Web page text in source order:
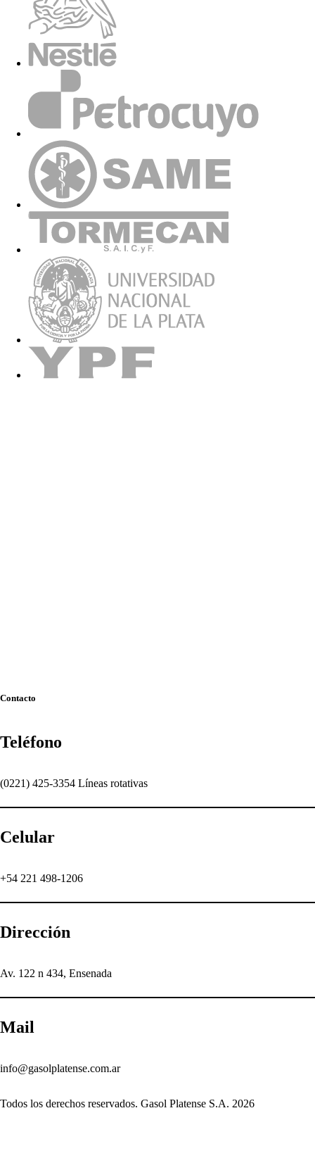
Contacto
Teléfono
(0221) 425-3354 Líneas rotativas
Celular
+54 221 498-1206
Dirección
Av. 122 n 434, Ensenada
Mail
info@gasolplatense.com.ar
Todos los derechos reservados. Gasol Platense S.A. 2026